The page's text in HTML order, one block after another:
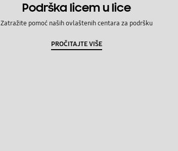
Podrška licem u lice
Zatražite pomoć naših ovlaštenih centara za podršku
PROČITAJTE VIŠE